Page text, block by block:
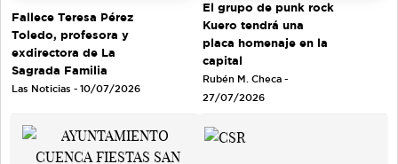
Fallece Teresa Pérez
Toledo, profesora y
exdirectora de La
Sagrada Familia
Las Noticias - 10/07/2026
El grupo de punk rock
Kuero tendrá una
placa homenaje en la
capital
Rubén M. Checa -
27/07/2026